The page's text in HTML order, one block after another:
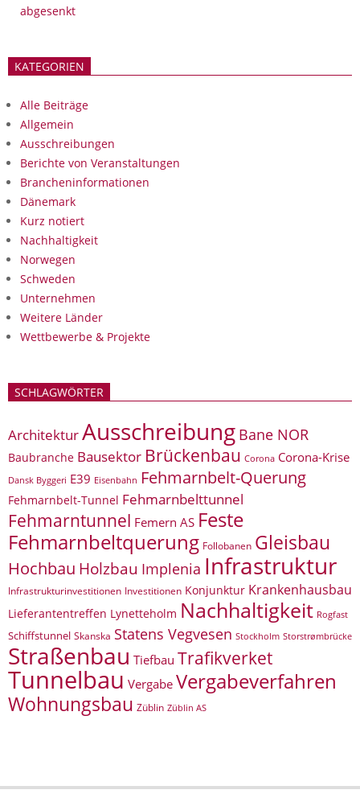
abgesenkt
KATEGORIEN
Alle Beiträge
Allgemein
Ausschreibungen
Berichte von Veranstaltungen
Brancheninformationen
Dänemark
Kurz notiert
Nachhaltigkeit
Norwegen
Schweden
Unternehmen
Weitere Länder
Wettbewerbe & Projekte
SCHLAGWÖRTER
ArchitekturAusschreibung Bane NOR
Baubranche Bausektor Brückenbau Corona Corona-Krise
Dansk Byggeri E39 Eisenbahn Fehmarnbelt-Querung
Fehmarnbelt-Tunnel Fehmarnbelttunnel
Fehmarntunnel Femern AS Feste
Fehmarnbeltquerung Follobanen Gleisbau
Hochbau Holzbau Implenia Infrastruktur
Infrastrukturinvestitionen Investitionen Konjunktur Krankenhausbau
Lieferantentreffen Lynetteholm Nachhaltigkeit Rogfast
Schiffstunnel Skanska Statens Vegvesen Stockholm Storstrømbrücke
Straßenbau Tiefbau Trafikverket
Tunnelbau Vergabe Vergabeverfahren
Wohnungsbau Züblin Züblin AS